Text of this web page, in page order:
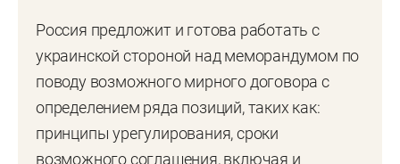
Россия предложит и готова работать с
украинской стороной над меморандумом по
поводу возможного мирного договора с
определением ряда позиций, таких как:
принципы урегулирования, сроки
возможного соглашения, включая и